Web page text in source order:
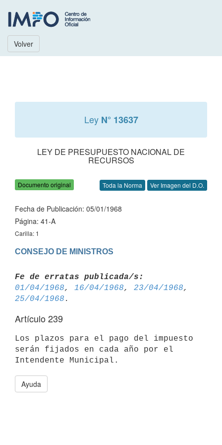
Volver
Ley N° 13637
LEY DE PRESUPUESTO NACIONAL DE
RECURSOS
Documento original Toda la Norma Ver Imagen del D.O.
Fecha de Publicación: 05/01/1968
Página: 41-A
Carilla: 1
CONSEJO DE MINISTROS
Fe de erratas publicada/s:
01/04/1968, 16/04/1968, 23/04/1968
25/04/1968
Artículo 239
Los plazos para el pago del impuesto
serán fijados en cada año por el
Ayuda